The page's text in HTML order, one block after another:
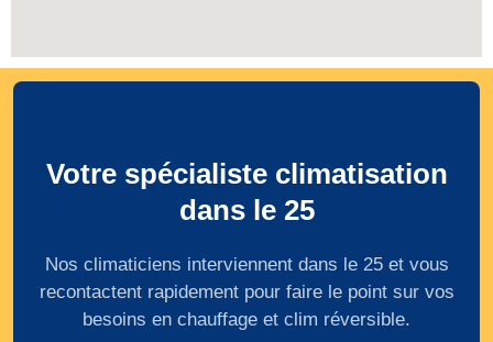
Votre spécialiste climatisation
dans le 25
Nos climaticiens interviennent dans le 25 et vous
recontactent rapidement pour faire le point sur vos
besoins en chauffage et clim réversible.